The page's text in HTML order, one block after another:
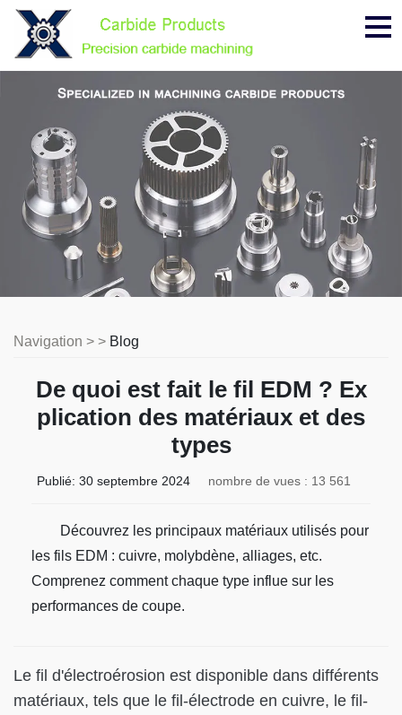
Navigation > > Blog
De quoi est fait le fil EDM ? Ex
plication des matériaux et des
types
Publié: 30 septembre 2024 nombre de vues : 13 561
Découvrez les principaux matériaux utilisés pour
les fils EDM : cuivre, molybdène, alliages, etc.
Comprenez comment chaque type influe sur les
performances de coupe.
Le fil d'électroérosion est disponible dans différents
matériaux, tels que le fil-électrode en cuivre, le fil-